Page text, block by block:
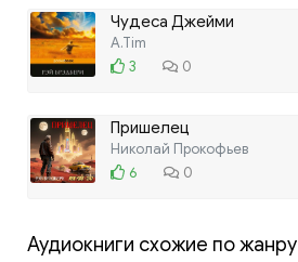
Чудеса Джейми
A.Tim
3
0
Пришелец
Николай Прокофьев
6
0
Аудиокниги схожие по жанру